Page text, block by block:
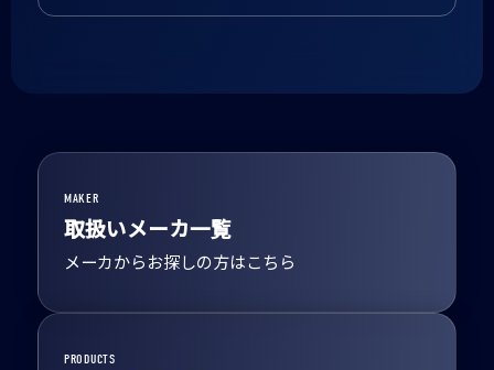
MAKER
取扱いメーカ一覧
メーカからお探しの方はこちら
PRODUCTS